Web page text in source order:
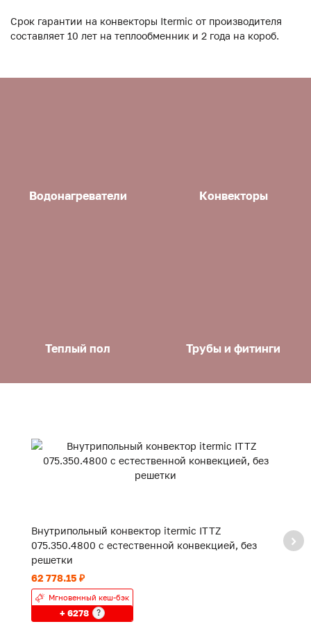
Срок гарантии на конвекторы Itermic от производителя
составляет 10 лет на теплообменник и 2 года на короб.
Водонагреватели Конвекторы
Теплый пол Трубы и фитинги
Внутрипольный конвектор itermic ITTZ
075.350.4800 с естественной конвекцией, без
решетки
62 778.15 ₽
Мгновенный кеш-бэк
+ 6278 ?